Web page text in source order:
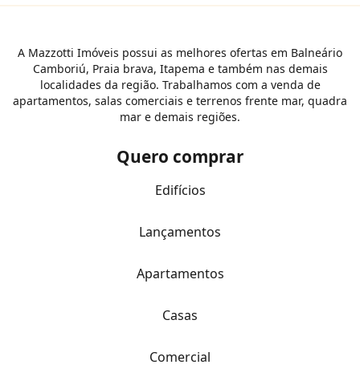
A Mazzotti Imóveis possui as melhores ofertas em Balneário
Camboriú, Praia brava, Itapema e também nas demais
localidades da região. Trabalhamos com a venda de
apartamentos, salas comerciais e terrenos frente mar, quadra
mar e demais regiões.
Quero comprar
Edifícios
Lançamentos
Apartamentos
Casas
Comercial